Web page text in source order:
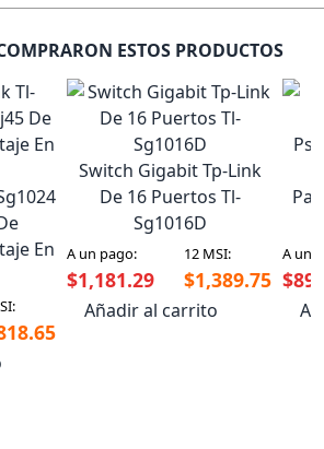
ESTOS PRODUCTOS
En
Switch Gigabit Tp-Link
De 16 Puertos Tl-
Sg1016D
A un pago: 12 MSI:
$1,181.29 $1,389.75
Añadir al carrito
A un